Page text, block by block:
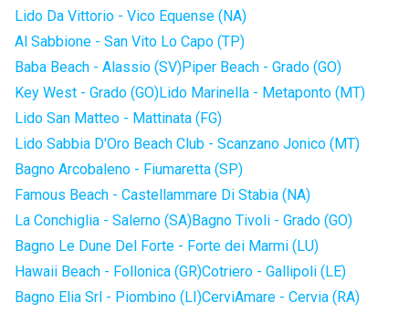
Lido Da Vittorio - Vico Equense (NA)
Al Sabbione - San Vito Lo Capo (TP)
Baba Beach - Alassio (SV)Piper Beach - Grado (GO)
Key West - Grado (GO)Lido Marinella - Metaponto (MT)
Lido San Matteo - Mattinata (FG)
Lido Sabbia D'Oro Beach Club - Scanzano Jonico (MT)
Bagno Arcobaleno - Fiumaretta (SP)
Famous Beach - Castellammare Di Stabia (NA)
La Conchiglia - Salerno (SA)Bagno Tivoli - Grado (GO)
Bagno Le Dune Del Forte - Forte dei Marmi (LU)
Hawaii Beach - Follonica (GR)Cotriero - Gallipoli (LE)
Bagno Elia Srl - Piombino (LI)CerviAmare - Cervia (RA)